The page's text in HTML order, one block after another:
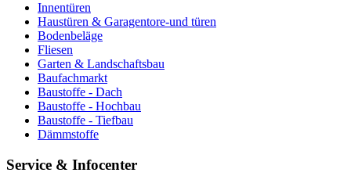
Innentüren
Haustüren & Garagentore-und türen
Bodenbeläge
Fliesen
Garten & Landschaftsbau
Baufachmarkt
Baustoffe - Dach
Baustoffe - Hochbau
Baustoffe - Tiefbau
Dämmstoffe
Service & Infocenter